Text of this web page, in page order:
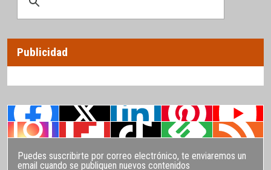
Publicidad
Puedes suscribirte por correo electrónico, te enviaremos un
email cuando se publiquen nuevos contenidos